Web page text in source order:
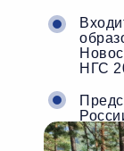
НГС